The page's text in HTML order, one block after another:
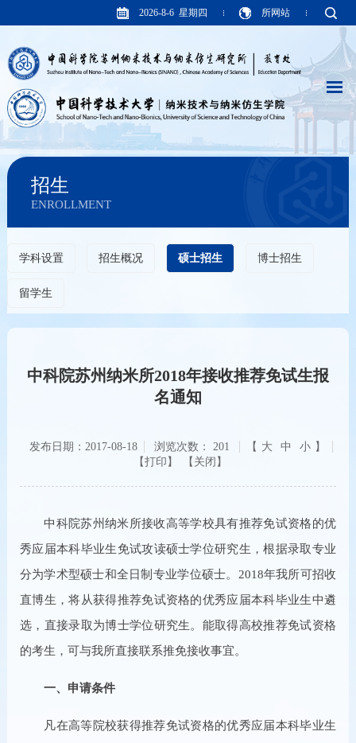
2026-8-6 星期四 所网站
招生
ENROLLMENT
学科设置 招生概况 硕士招生 博士招生
留学生
中科院苏州纳米所2018年接收推荐免试生报
名通知
发布日期：2017-08-18 浏览次数： 201 【 大 中 小 】
【关闭】
中科院苏州纳米所接收高等学校具有推荐免试资格的优
秀应届本科毕业生免试攻读硕士学位研究生，根据录取专业
分为学术型硕士和全日制专业学位硕士。2018年我所可招收
直博生，将从获得推荐免试资格的优秀应届本科毕业生中遴
选，直接录取为博士学位研究生。能取得高校推荐免试资格
的考生，可与我所直接联系推免接收事宜。
一、申请条件
凡在高等院校获得推荐免试资格的优秀应届本科毕业生